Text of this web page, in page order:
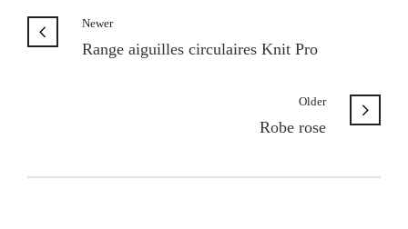
Newer
Range aiguilles circulaires Knit Pro
Older
Robe rose